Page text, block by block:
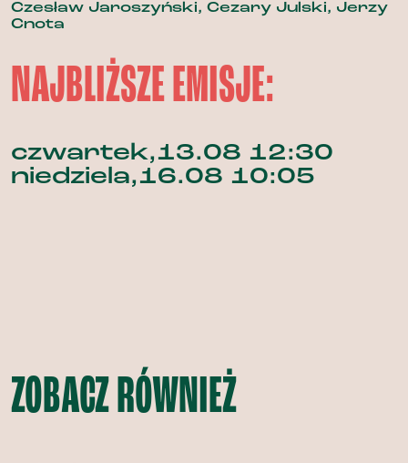
Czesław Jaroszyński, Cezary Julski, Jerzy
Cnota
NAJBLIŻSZE EMISJE:
czwartek,13.08 12:30
niedziela,16.08 10:05
ZOBACZ RÓWNIEŻ